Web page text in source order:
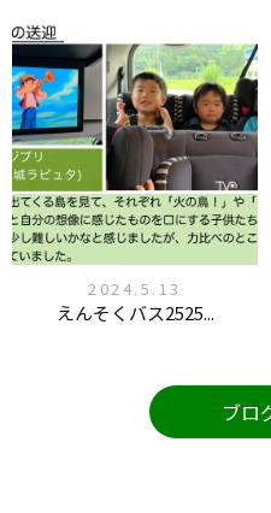
2024.5.13
えんそくバス2525...
ブロ